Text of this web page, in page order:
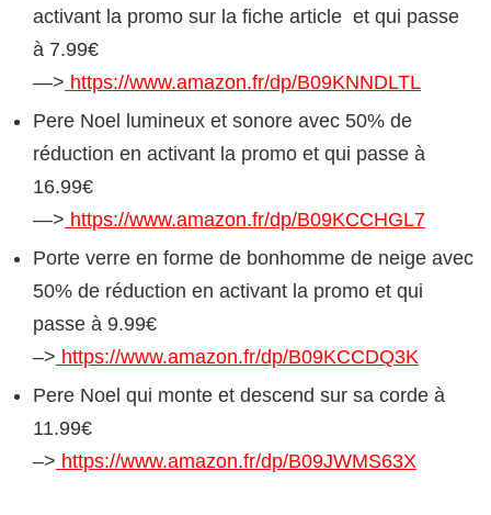
activant la promo sur la fiche article et qui passe
à 7.99€
—> https://www.amazon.fr/dp/B09KNNDLTL
Pere Noel lumineux et sonore avec 50% de
réduction en activant la promo et qui passe à
16.99€
—> https://www.amazon.fr/dp/B09KCCHGL7
Porte verre en forme de bonhomme de neige avec
50% de réduction en activant la promo et qui
passe à 9.99€
–> https://www.amazon.fr/dp/B09KCCDQ3K
Pere Noel qui monte et descend sur sa corde à
11.99€
–> https://www.amazon.fr/dp/B09JWMS63X